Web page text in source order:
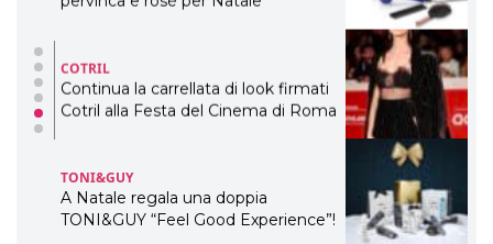
TONI&GUY
A Natale regala una doppia
TONI&GUY “Feel Good Experience”!
LABEL.M lancia la sua innovativa ed
eco-sostenibile linea di prodotti
professionali